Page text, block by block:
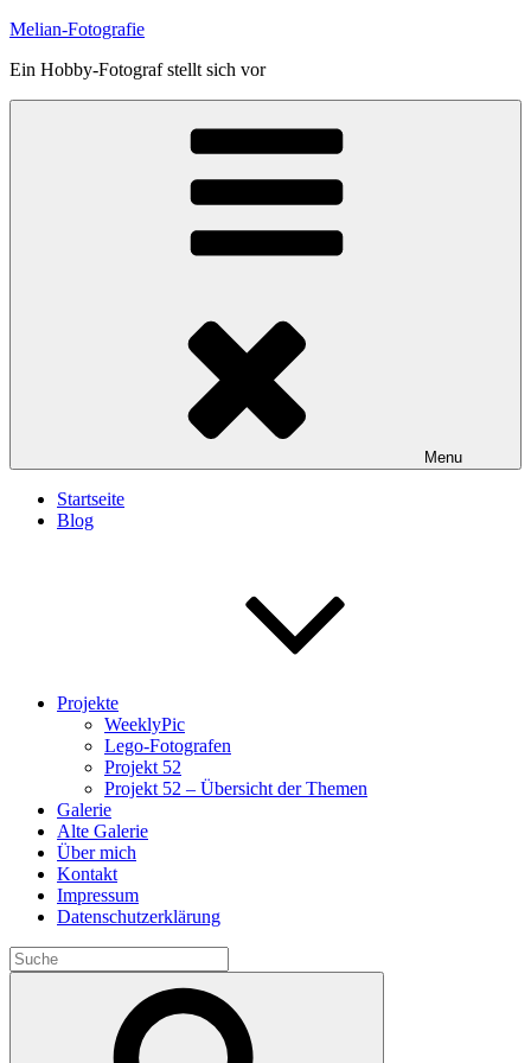
Skip
content
Melian-Fotografie
Ein Hobby-Fotograf stellt sich vor
Menu
Startseite
Blog
Projekte
WeeklyPic
Lego-Fotografen
Projekt 52
Projekt 52 – Übersicht der Themen
Galerie
Alte Galerie
Über mich
Kontakt
Impressum
Datenschutzerklärung
Search
for: